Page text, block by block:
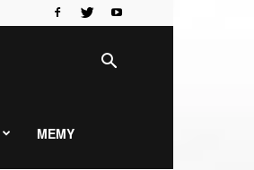
MEMY